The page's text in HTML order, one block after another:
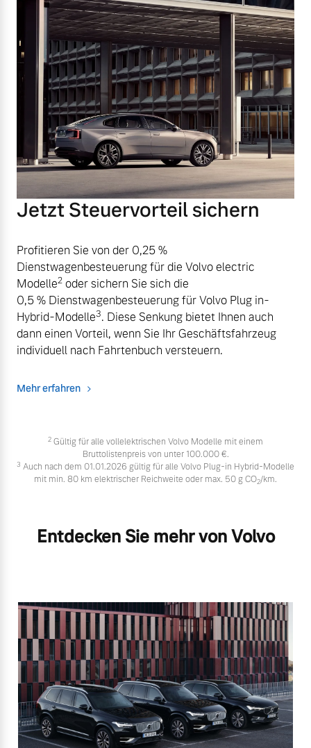
Jetzt Steuervorteil sichern
Profitieren Sie von der 0,25 %
Dienstwagenbesteuerung für die Volvo electric
Modelle2 oder sichern Sie sich die
0,5 % Dienstwagenbesteuerung für Volvo Plug in-
Hybrid-Modelle3. Diese Senkung bietet Ihnen auch
dann einen Vorteil, wenn Sie Ihr Geschäftsfahrzeug
individuell nach Fahrtenbuch versteuern.
Mehr erfahren
2 Gültig für alle vollelektrischen Volvo Modelle mit einem
Bruttolistenpreis von unter 100.000 €.
3 Auch nach dem 01.01.2026 gültig für alle Volvo Plug-in Hybrid-Modelle
mit min. 80 km elektrischer Reichweite oder max. 50 g CO2/km.
Entdecken Sie mehr von Volvo